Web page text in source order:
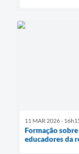
11 MAR 2026 -
Formação
educadores da